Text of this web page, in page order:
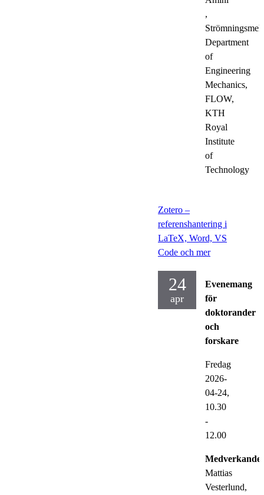
,
Department
of
Engineering
Mechanics,
FLOW,
KTH
Royal
Institute
of
Technology
Zotero –
referenshantering i
LaTeX, Word, VS
Code och mer
24
apr
Evenemang
för
doktorander
och
forskare
Fredag
2026-
04-24,
10.30
-
12.00
Medverkande:
Mattias
Vesterlund,